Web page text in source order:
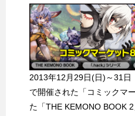
2013年12月29日(日)～31日
で開催された「コミックマ
た「THE KEMONO BOOK